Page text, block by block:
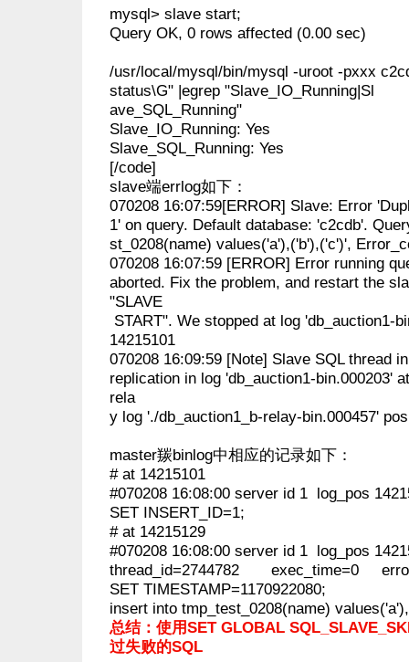
mysql> slave start;
Query OK, 0 rows affected (0.00 sec)
/usr/local/mysql/bin/mysql -uroot -pxxx
status\G" |egrep "Slave_IO_Running|Sl
ave_SQL_Running"
Slave_IO_Running: Yes
Slave_SQL_Running: Yes
[/code]
slave端errlog如下：
070208 16:07:59[ERROR] Slave: Error
1' on query. Default database: 'c2cdb'.
st_0208(name) values('a'),('b'),('c')',
070208 16:07:59 [ERROR] Error running
aborted. Fix the problem, and restart the
"SLAVE
START". We stopped at log 'db_auction1-
14215101
070208 16:09:59 [Note] Slave SQL thread
replication in log 'db_auction1-bin.000203'
rela
y log './db_auction1_b-relay-bin.000457'
master羰binlog中相应的记录如下：
# at 14215101
#070208 16:08:00 server id 1 log_pos
SET INSERT_ID=1;
# at 14215129
#070208 16:08:00 server id 1 log_pos
thread_id=2744782 exec_time=0
SET TIMESTAMP=1170922080;
insert into tmp_test_0208(name)
总结：使用SET GLOBAL
过失败的SQL